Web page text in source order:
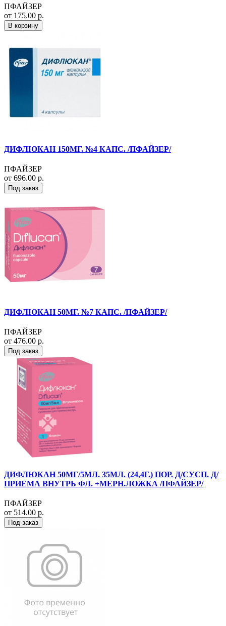
ПФАЙЗЕР
от 175.00 р.
В корзину
ДИФЛЮКАН 150МГ. №4 КАПС. /ПФАЙЗЕР/
ПФАЙЗЕР
от 696.00 р.
Под заказ
ДИФЛЮКАН 50МГ. №7 КАПС. /ПФАЙЗЕР/
ПФАЙЗЕР
от 476.00 р.
Под заказ
ДИФЛЮКАН 50МГ/5МЛ. 35МЛ. (24,4Г.) ПОР. Д/СУСП. Д/
ПРИЕМА ВНУТРЬ ФЛ. +МЕРН.ЛОЖКА /ПФАЙЗЕР/
ПФАЙЗЕР
от 514.00 р.
Под заказ